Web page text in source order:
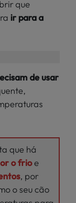
que
ir para a
de usar
que há
o frioe
, por
o seu cão